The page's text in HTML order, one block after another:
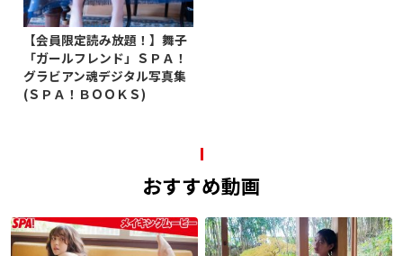
【会員限定読み放題！】舞子
「ガールフレンド」ＳＰＡ！
グラビアン魂デジタル写真集
(ＳＰＡ！ＢＯＯＫＳ)
おすすめ動画